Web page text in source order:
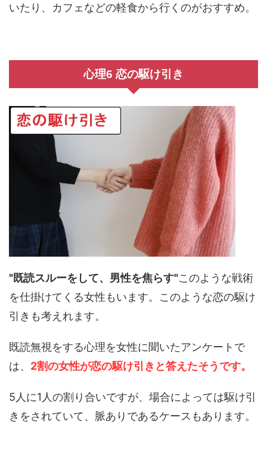
いたり、カフェなどの軽食から行くのがおすすめ。
心理6 恋の駆け引き
"既読スルーをして、男性を焦らす"このような戦術
を仕掛けてくる女性もいます。このような恋の駆け
引きも考えれます。
既読無視をする心理を女性に聞いたアンケートで
は、 2割の女性が恋の駆け引きと答えたそうです。
5人に1人の割り合いですが、場合によっては駆け引
きをされていて、脈ありであるケースもあります。